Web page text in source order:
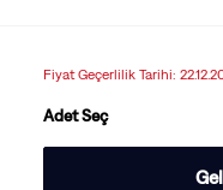
Fiyat Geçerlilik Tarihi:
Adet Seç